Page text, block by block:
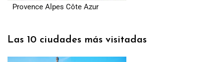
Provence Alpes Côte Azur
Las 10 ciudades más visitadas